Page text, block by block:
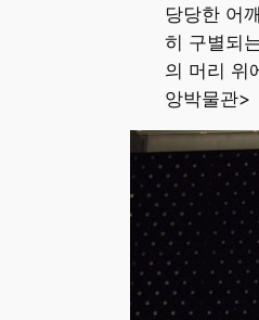
당당한 어
히 구별되
의 머리 위
앙박물관>